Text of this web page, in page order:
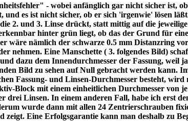
- wobei anfänglich gar nicht sicher ist,
es ist nicht sicher, ob er sich 'irgenwie' lösen
2. und 3. Linse drückt, statt mittig auf die
hinter grün liegt, ob das der Grund für
wäre nämlich der schwarze 0.5 mm Distanzring
nehmen. Eine Manschette ( 3. folgendes Bild)
dazu dem Innendurchmesser der Fassung, weil
Bild zu sehen auf Null gebracht werden kann.
Fassung- und Linsen-Durchmesser besteht,
Block mit einem einheitlichen Durchmesser von
drei Linsen. In einem anderen Fall, habe ich erst
wurde dann mit allen 24 Zentrierschrauben
Eine Erfolgsgarantie kann man deshalb zu